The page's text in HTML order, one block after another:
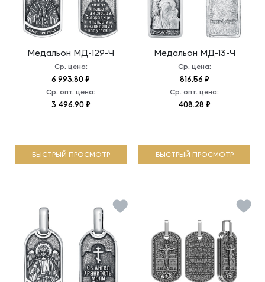
Медальон МД-129-Ч
Ср. цена:
6 993.80 ₽
Ср. опт. цена:
3 496.90 ₽
БЫСТРЫЙ ПРОСМОТР
Медальон МД-13-Ч
Ср. цена:
816.56 ₽
Ср. опт. цена:
408.28 ₽
БЫСТРЫЙ ПРОСМОТР